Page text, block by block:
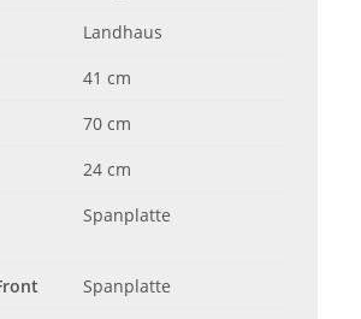
Landhaus
41 cm
70 cm
24 cm
Spanplatte
Spanplatte